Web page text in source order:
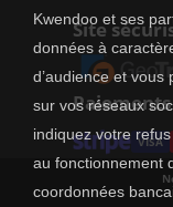
Site
VISA
Kwendoo et ses
données à
d’audience et
sur vos réseaux
indiquez votre
au fonctionnement
coordonnées